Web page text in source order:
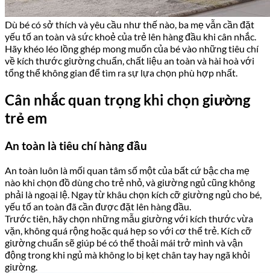
Dù bé có sở thích và yêu cầu như thế nào, ba mẹ vẫn cần đặt
yếu tố an toàn và sức khoẻ của trẻ lên hàng đầu khi cân nhắc.
Hãy khéo léo lồng ghép mong muốn của bé vào những tiêu chí
về kích thước giường chuẩn, chất liệu an toàn và hài hoà với
tổng thể không gian để tìm ra sự lựa chọn phù hợp nhất.
Cân nhắc quan trọng khi chọn giường
trẻ em
An toàn là tiêu chí hàng đầu
An toàn luôn là mối quan tâm số một của bất cứ bậc cha mẹ
nào khi chọn đồ dùng cho trẻ nhỏ, và giường ngủ cũng không
phải là ngoại lệ. Ngay từ khâu chọn kích cỡ giường ngủ cho bé,
yếu tố an toàn đã cần được đặt lên hàng đầu.
Trước tiên, hãy chọn những mẫu giường với kích thước vừa
vặn, không quá rộng hoặc quá hẹp so với cơ thể trẻ. Kích cỡ
giường chuẩn sẽ giúp bé có thể thoải mái trở mình và vận
động trong khi ngủ mà không lo bị kẹt chân tay hay ngã khỏi
giường.